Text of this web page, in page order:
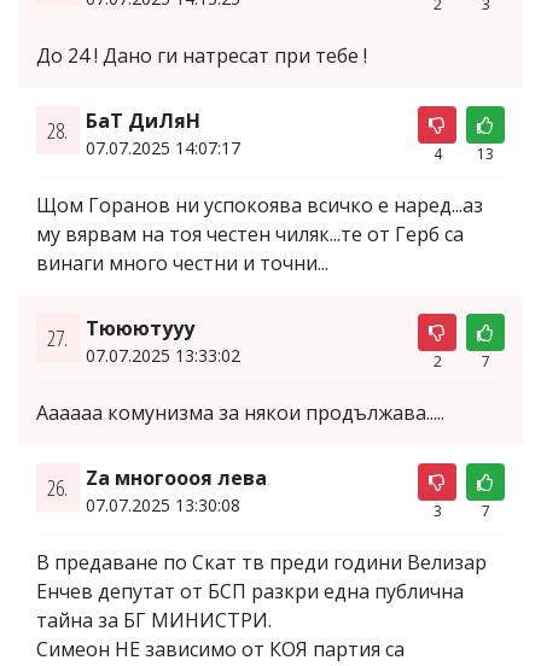
До 24 ! Дано ги натресат при тебе !
28. БаТ ДиЛяН
07.07.2025 14:07:17 4 13
Щом Горанов ни успокоява всичко е наред...аз
му вярвам на тоя честен чиляк...те от Герб са
винаги много честни и точни...
27. Tююютууу
07.07.2025 13:33:02 2 7
Аааааа комунизма за някои продължава.....
26. Za многоооя лева
07.07.2025 13:30:08 3 7
В предаване по Скат тв преди години Велизар
Енчев депутат от БСП разкри една публична
тайна за БГ МИНИСТРИ.
Симеон НЕ зависимо от КОЯ партия са